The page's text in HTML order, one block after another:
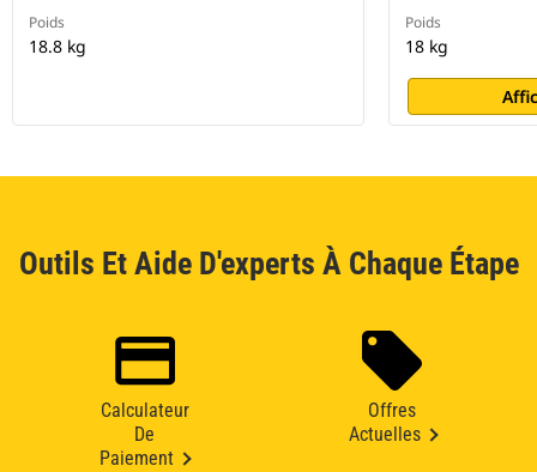
Poids
18.8 kg
Poids
18 kg
Outils Et Aide D'experts À Chaque Étape
Calculateur
De
Paiement
Offres
Actuelles